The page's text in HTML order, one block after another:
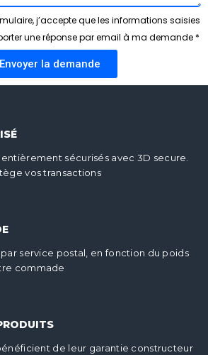
j’accepte que les informations saisies
une réponse par email à ma demande *
Envoyer la demande
sécurisés avec 3D secure.
vos transactions
service postal, en fonction du poids
commade
de leur garantie constructeur